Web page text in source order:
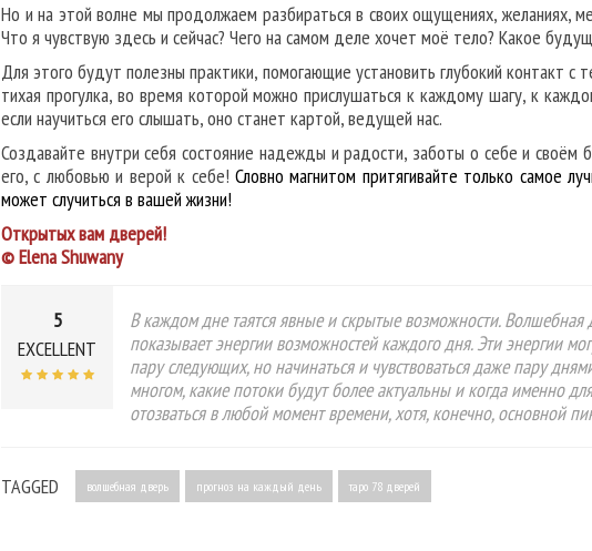
Но и на этой волне мы продолжаем разбираться в своих ощущениях, желаниях,
Что я чувствую здесь и сейчас? Чего на самом деле хочет моё тело? Какое
Для этого будут полезны практики, помогающие установить глубокий контакт
тихая прогулка, во время которой можно прислушаться к каждому шагу, к
если научиться его слышать, оно станет картой, ведущей нас.
Создавайте внутри себя состояние надежды и радости, заботы о себе и
его, с любовью и верой к себе! Словно магнитом притягивайте только самое
может случиться в вашей жизни!
Открытых вам дверей!
© Elena Shuwany
5
EXCELLENT
В каждом дне таятся явные и скрытые возможности. Волшебная
показывает энергии возможностей каждого дня. Эти энергии
пару следующих, но начинаться и чувствоваться даже пару
многом, какие потоки будут более актуальны и когда именно
отозваться в любой момент времени, хотя, конечно, основной
TAGGED волшебная дверь прогноз на каждый день таро 78 дверей